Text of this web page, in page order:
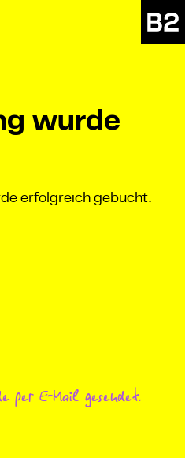
wurde
erfolgreich gebucht.
per E-Mail gesendet.